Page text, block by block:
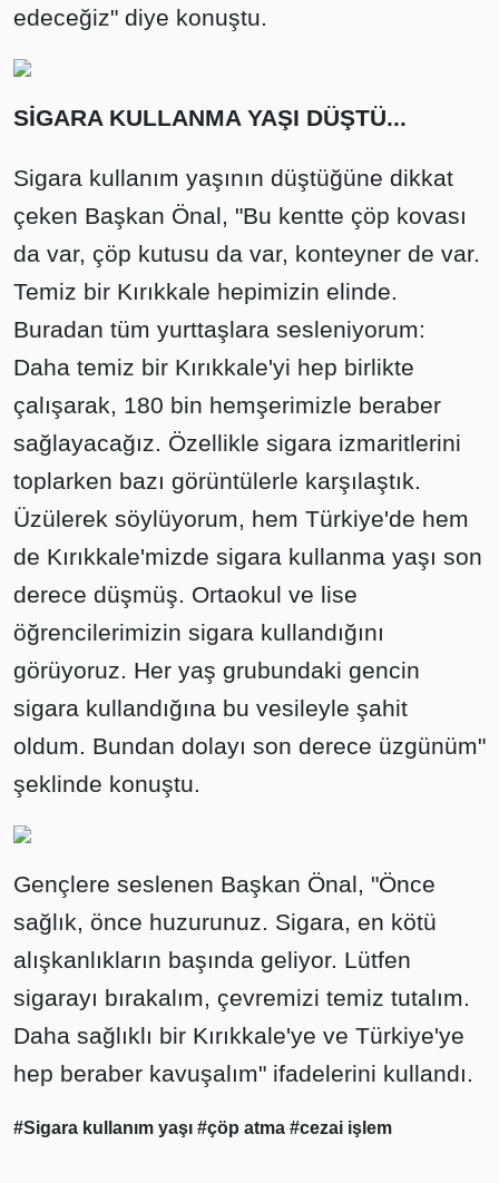
edeceğiz" diye konuştu.
SİGARA KULLANMA YAŞI DÜŞTÜ...
Sigara kullanım yaşının düştüğüne dikkat
çeken Başkan Önal, "Bu kentte çöp kovası
da var, çöp kutusu da var, konteyner de var.
Temiz bir Kırıkkale hepimizin elinde.
Buradan tüm yurttaşlara sesleniyorum:
Daha temiz bir Kırıkkale'yi hep birlikte
çalışarak, 180 bin hemşerimizle beraber
sağlayacağız. Özellikle sigara izmaritlerini
toplarken bazı görüntülerle karşılaştık.
Üzülerek söylüyorum, hem Türkiye'de hem
de Kırıkkale'mizde sigara kullanma yaşı son
derece düşmüş. Ortaokul ve lise
öğrencilerimizin sigara kullandığını
görüyoruz. Her yaş grubundaki gencin
sigara kullandığına bu vesileyle şahit
oldum. Bundan dolayı son derece üzgünüm"
şeklinde konuştu.
Gençlere seslenen Başkan Önal, "Önce
sağlık, önce huzurunuz. Sigara, en kötü
alışkanlıkların başında geliyor. Lütfen
sigarayı bırakalım, çevremizi temiz tutalım.
Daha sağlıklı bir Kırıkkale'ye ve Türkiye'ye
hep beraber kavuşalım" ifadelerini kullandı.
#Sigara kullanım yaşı #çöp atma #cezai işlem